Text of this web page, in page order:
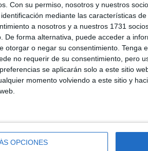
Con su permiso, nosotros y nuestros
mediante las características
a nosotros y a nuestros 1731
De forma alternativa, puede acceder a
otorgar o negar su consentimiento. Tenga
no requerir de su consentimiento, pero
se aplicarán solo a este sitio
momento volviendo a este sitio y
OPCIONES
víctimas sus derechos y la